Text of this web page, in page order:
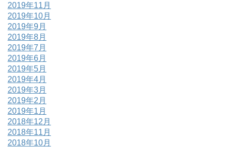
2019年11月
2019年10月
2019年9月
2019年8月
2019年7月
2019年6月
2019年5月
2019年4月
2019年3月
2019年2月
2019年1月
2018年12月
2018年11月
2018年10月